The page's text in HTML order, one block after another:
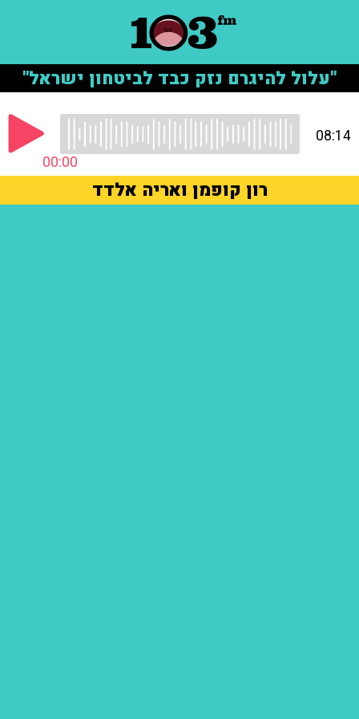
"עלול להיגרם נזק כבד לביטחון ישראל"
00:00
08:14
רון קופמן ואריה אלדד